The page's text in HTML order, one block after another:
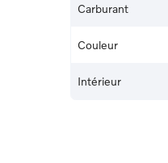
Carburant
Couleur
Intérieur